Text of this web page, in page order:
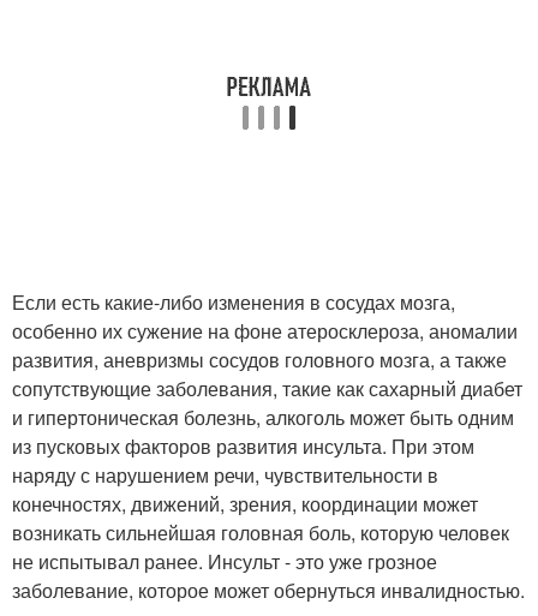
Если есть какие-либо изменения в сосудах мозга,
особенно их сужение на фоне атеросклероза, аномалии
развития, аневризмы сосудов головного мозга, а также
сопутствующие заболевания, такие как сахарный диабет
и гипертоническая болезнь, алкоголь может быть одним
из пусковых факторов развития инсульта. При этом
наряду с нарушением речи, чувствительности в
конечностях, движений, зрения, координации может
возникать сильнейшая головная боль, которую человек
не испытывал ранее. Инсульт - это уже грозное
заболевание, которое может обернуться инвалидностью.